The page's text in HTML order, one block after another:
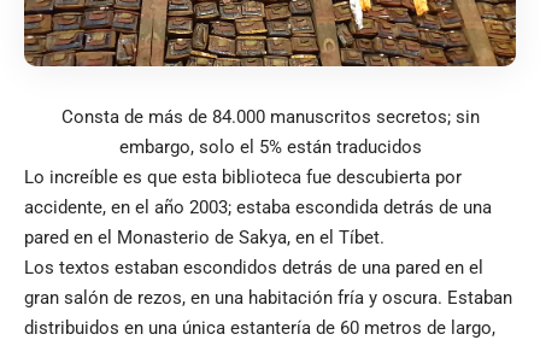
Consta de más de 84.000 manuscritos secretos; sin
embargo, solo el 5% están traducidos
Lo increíble es que esta biblioteca fue descubierta por
accidente, en el año 2003; estaba escondida detrás de una
pared en el Monasterio de Sakya, en el Tíbet.
Los textos estaban escondidos detrás de una pared en el
gran salón de rezos, en una habitación fría y oscura. Estaban
distribuidos en una única estantería de 60 metros de largo,